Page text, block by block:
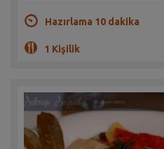
Hazırlama 10 dakika
1 Kişilik